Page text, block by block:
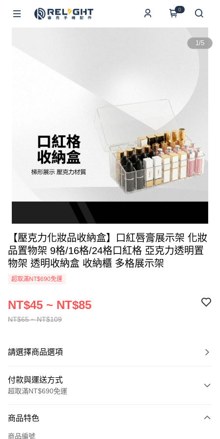
0
1/5
【壓克力化妝品收納盒】口紅唇膏展示架 化妝
品置物架 9格/16格/24格口紅格 亞克力透明置
物架 透明收納盒 收納櫃 多格展示架
超取滿NT$690免運
NT$65 ~ NT$109
NT$45 ~ NT$85
請選擇商品選項
付款與運送方式
超取滿NT$690免運
信用卡一次付款
商品特色
商品編號